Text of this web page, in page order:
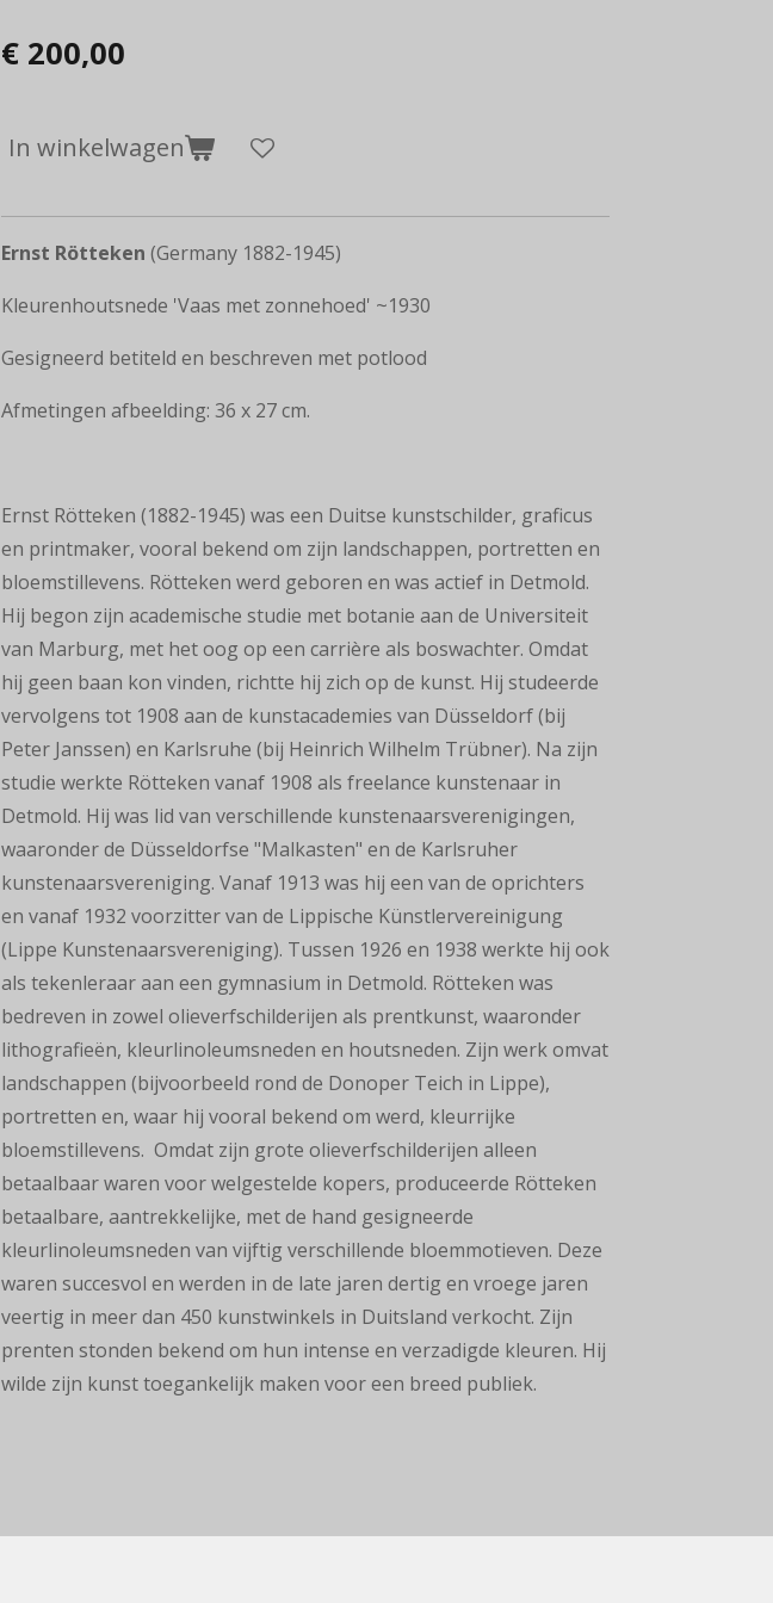
€ 200,00
In winkelwagen
Ernst Rötteken (Germany 1882-1945)
Kleurenhoutsnede 'Vaas met zonnehoed' ~1930
Gesigneerd betiteld en beschreven met potlood
Afmetingen afbeelding: 36 x 27 cm.
Ernst Rötteken (1882-1945) was een Duitse kunstschilder, graficus
en printmaker, vooral bekend om zijn landschappen, portretten en
bloemstillevens. Rötteken werd geboren en was actief in Detmold.
Hij begon zijn academische studie met botanie aan de Universiteit
van Marburg, met het oog op een carrière als boswachter. Omdat
hij geen baan kon vinden, richtte hij zich op de kunst. Hij studeerde
vervolgens tot 1908 aan de kunstacademies van Düsseldorf (bij
Peter Janssen) en Karlsruhe (bij Heinrich Wilhelm Trübner). Na zijn
studie werkte Rötteken vanaf 1908 als freelance kunstenaar in
Detmold. Hij was lid van verschillende kunstenaarsverenigingen,
waaronder de Düsseldorfse "Malkasten" en de Karlsruher
kunstenaarsvereniging. Vanaf 1913 was hij een van de oprichters
en vanaf 1932 voorzitter van de Lippische Künstlervereinigung
(Lippe Kunstenaarsvereniging). Tussen 1926 en 1938 werkte hij ook
als tekenleraar aan een gymnasium in Detmold. Rötteken was
bedreven in zowel olieverfschilderijen als prentkunst, waaronder
lithografieën, kleurlinoleumsneden en houtsneden. Zijn werk omvat
landschappen (bijvoorbeeld rond de Donoper Teich in Lippe),
portretten en, waar hij vooral bekend om werd, kleurrijke
bloemstillevens. Omdat zijn grote olieverfschilderijen alleen
betaalbaar waren voor welgestelde kopers, produceerde Rötteken
betaalbare, aantrekkelijke, met de hand gesigneerde
kleurlinoleumsneden van vijftig verschillende bloemmotieven. Deze
waren succesvol en werden in de late jaren dertig en vroege jaren
veertig in meer dan 450 kunstwinkels in Duitsland verkocht. Zijn
prenten stonden bekend om hun intense en verzadigde kleuren. Hij
wilde zijn kunst toegankelijk maken voor een breed publiek.